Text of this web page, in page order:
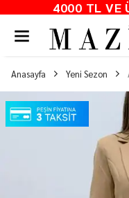
4000 TL VE
Anasayfa Yeni Sezon